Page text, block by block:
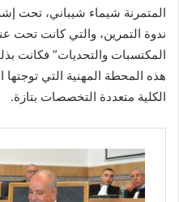
المتمرنة شيماء شيباني، تحت
ندوة التمرين، والتي كانت تحت
المكتسبات والتحديات” فكانت
هذه المحطة المهنية التي توجتها
الكلية متعددة التخصصات بتازة.